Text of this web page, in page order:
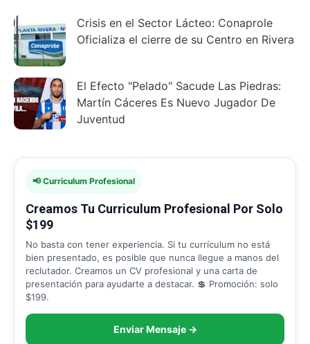
Crisis en el Sector Lácteo: Conaprole
Oficializa el cierre de su Centro en Rivera
El Efecto "Pelado" Sacude Las Piedras:
Martín Cáceres Es Nuevo Jugador De
Juventud
📢 Curriculum Profesional
Creamos Tu Curriculum Profesional Por Solo
$199
No basta con tener experiencia. Si tu currículum no está
bien presentado, es posible que nunca llegue a manos del
reclutador. Creamos un CV profesional y una carta de
presentación para ayudarte a destacar. 💲 Promoción: solo
$199.
Enviar Mensaje →